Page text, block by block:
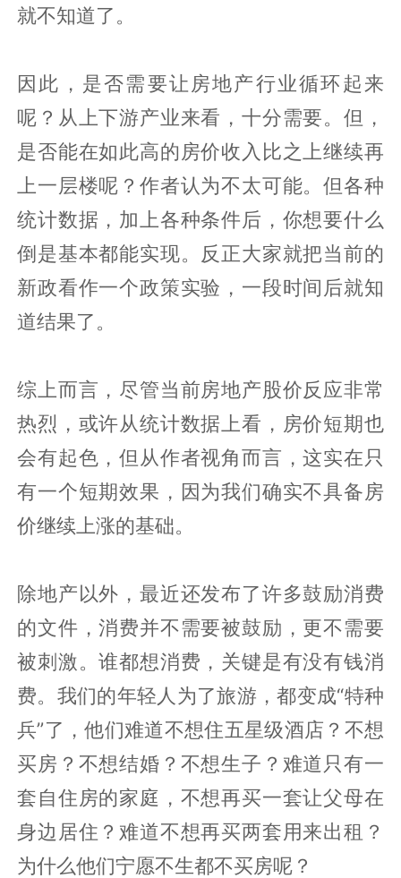
就不知道了。
因此，是否需要让房地产行业循环起来
呢？从上下游产业来看，十分需要。但，
是否能在如此高的房价收入比之上继续再
上一层楼呢？作者认为不太可能。但各种
统计数据，加上各种条件后，你想要什么
倒是基本都能实现。反正大家就把当前的
新政看作一个政策实验，一段时间后就知
道结果了。
综上而言，尽管当前房地产股价反应非常
热烈，或许从统计数据上看，房价短期也
会有起色，但从作者视角而言，这实在只
有一个短期效果，因为我们确实不具备房
价继续上涨的基础。
除地产以外，最近还发布了许多鼓励消费
的文件，消费并不需要被鼓励，更不需要
被刺激。谁都想消费，关键是有没有钱消
费。我们的年轻人为了旅游，都变成“特种
兵”了，他们难道不想住五星级酒店？不想
买房？不想结婚？不想生子？难道只有一
套自住房的家庭，不想再买一套让父母在
身边居住？难道不想再买两套用来出租？
为什么他们宁愿不生都不买房呢？